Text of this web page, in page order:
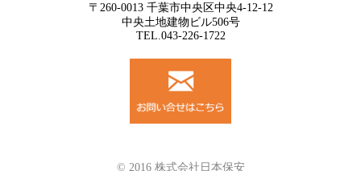
〒260-0013 千葉市中央区中央4-12-12
中央土地建物ビル506号
TEL.043-226-1722
© 2016 株式会社日本保安